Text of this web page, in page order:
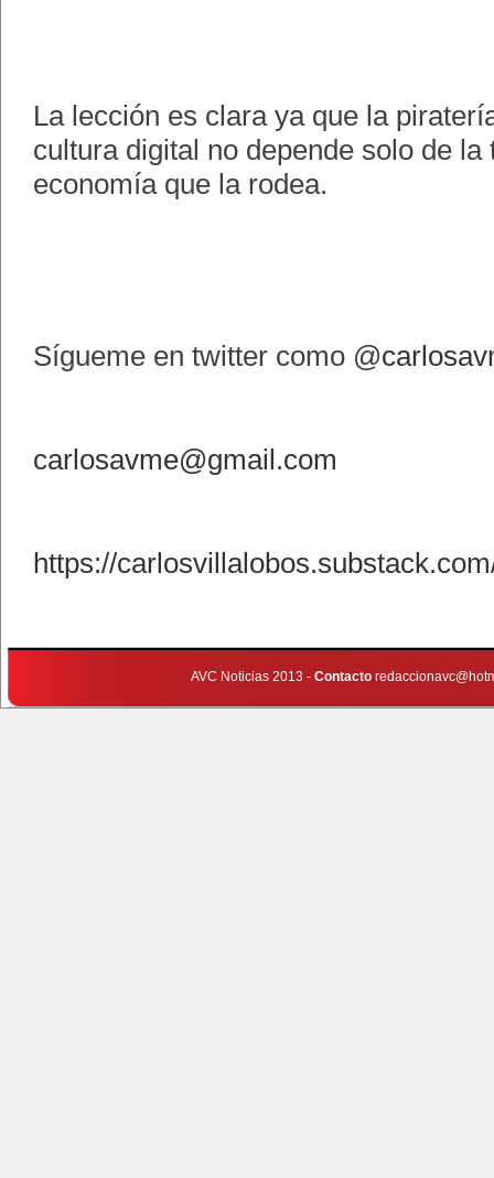
La lección es clara ya que la
cultura digital no depende solo de
economía que la rodea.
Sígueme en twitter como @
carlosavme@gmail.com
https://
AVC Noticias 2013 - Contacto